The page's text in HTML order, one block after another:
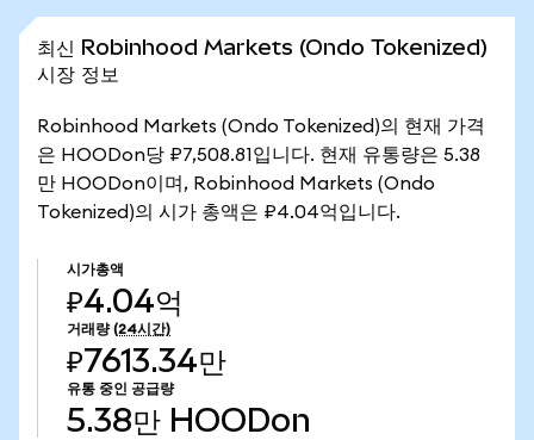
최신 Robinhood Markets (Ondo Tokenized)
시장 정보
Robinhood Markets (Ondo Tokenized)의 현재 가격
은 HOODon당 ₽7,508.81입니다. 현재 유통량은 5.38
만 HOODon이며, Robinhood Markets (Ondo
Tokenized)의 시가 총액은 ₽4.04억입니다.
시가총액
₽4.04억
거래량 (24시간)
₽7613.34만
유통 중인 공급량
5.38만 HOODon